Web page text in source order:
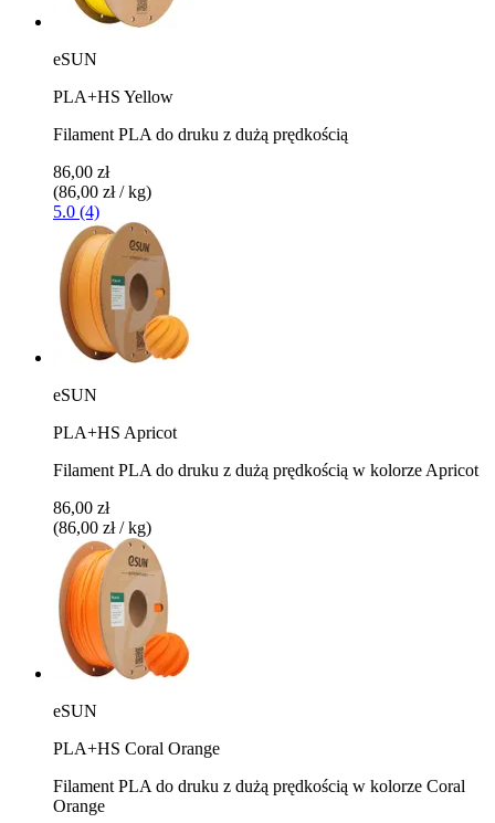
eSUN
PLA+HS Yellow
Filament PLA do druku z dużą prędkością
86,00 zł
(86,00 zł / kg)
5.0 (4)
eSUN
PLA+HS Apricot
Filament PLA do druku z dużą prędkością w kolorze Apricot
86,00 zł
(86,00 zł / kg)
eSUN
PLA+HS Coral Orange
Filament PLA do druku z dużą prędkością w kolorze Coral
Orange